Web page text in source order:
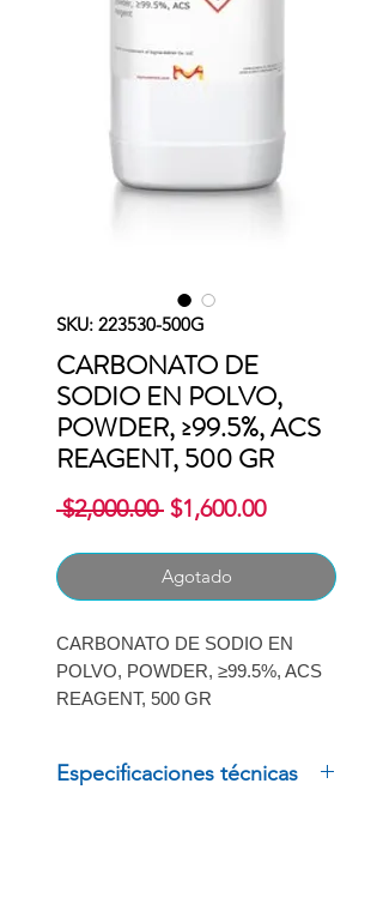
SKU: 223530-500G
CARBONATO DE
SODIO EN POLVO,
POWDER, ≥99.5%, ACS
REAGENT, 500 GR
$2,000.00 Precio
$1,600.00Precio
oferta
Agotado
CARBONATO DE SODIO EN
POLVO, POWDER, ≥99.5%, ACS
REAGENT, 500 GR
Especificaciones técnicas